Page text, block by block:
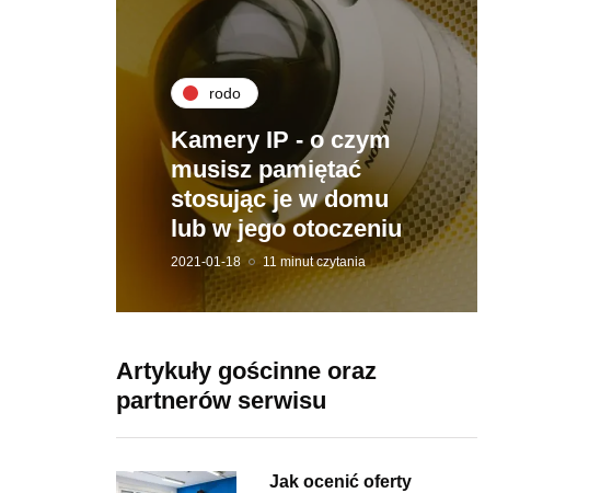
rodo
Kamery IP - o czym
musisz pamiętać
stosując je w domu
lub w jego otoczeniu
2021-01-18 11 minut czytania
Artykuły gościnne oraz
partnerów serwisu
Jak ocenić oferty